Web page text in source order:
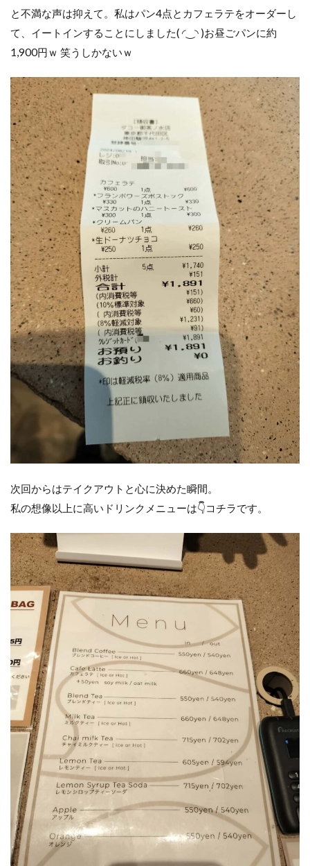
と不満な声は抑えて。私はパン4点とカフェラテをオーダーし
て、イートインすることにしました(⁠ ⁠◜⁠‿⁠◝⁠ ⁠)⁠お昼ごパンに約
1,900円ｗ 笑うしかないｗ
次回からはテイクアウトと心に決めた瞬間。
私の想像以上に高いドリンクメニューは👇コチラです。